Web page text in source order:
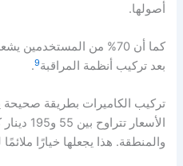
أصولها.
كما أن 70% من
بعد تركيب أنظمة المراقبة9
.
تركيب الكاميرات بطريقة صحيحة
الأسعار
والمنطقة. هذا يجعلها خيارًا